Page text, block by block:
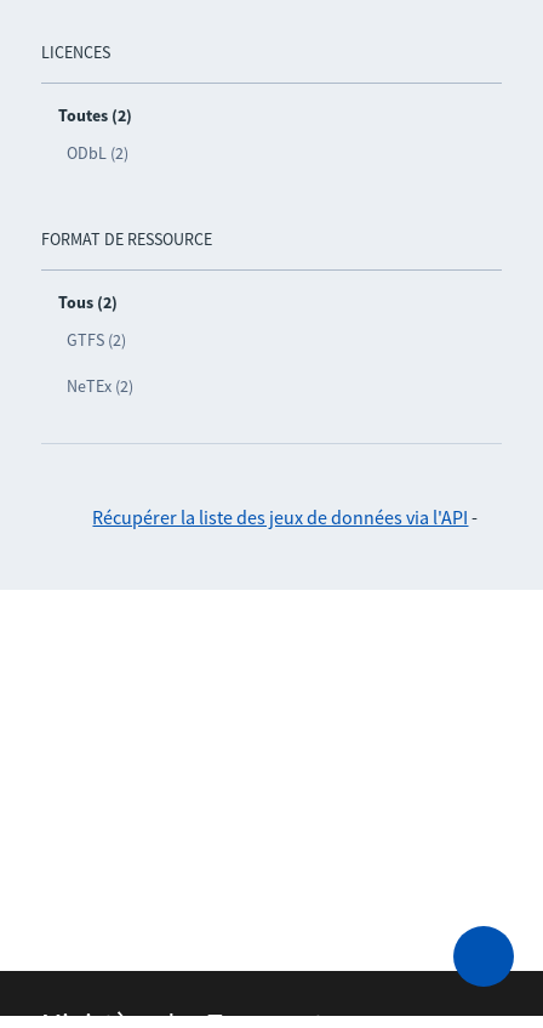
LICENCES
Toutes (2)
ODbL (2)
FORMAT DE RESSOURCE
Tous (2)
GTFS (2)
NeTEx (2)
Récupérer la liste des jeux de données via l'API -